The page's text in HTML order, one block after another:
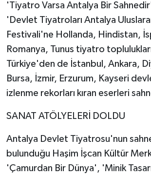
'Tiyatro Varsa Antalya Bir
'Devlet Tiyatroları Antalya
Festivali'ne Hollanda, Hindistan,
Romanya, Tunus tiyatro
Türkiye'den de İstanbul, Ankara,
Bursa, İzmir, Erzurum, Kayseri
izlenme rekorları kıran eserleri
SANAT ATÖLYELERİ DOLDU
Antalya Devlet Tiyatrosu'nun
bulunduğu Haşim İşcan Kültür
'Çamurdan Bir Dünya', 'Minik